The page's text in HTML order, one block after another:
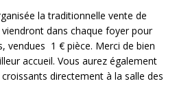
la traditionnelle vente de
dans chaque foyer pour
vendues 1 € pièce. Merci de bien
accueil. Vous aurez également
directement à la salle des